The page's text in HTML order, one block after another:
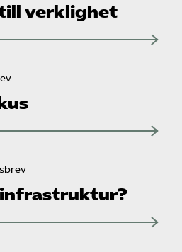
verklighet